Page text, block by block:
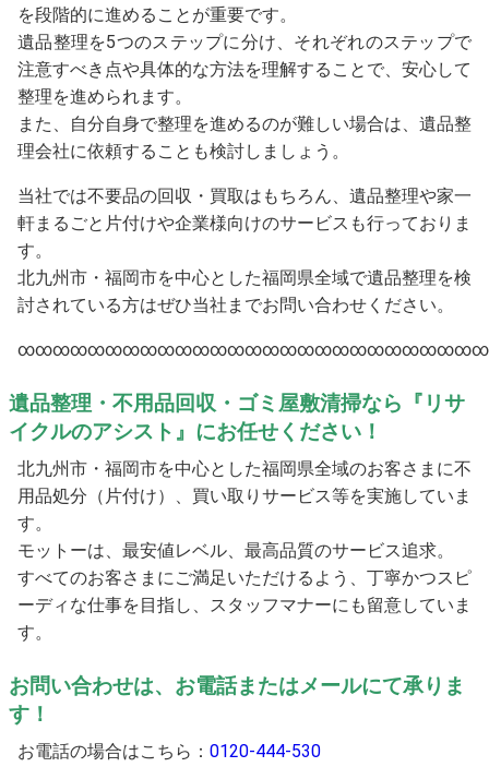
を段階的に進めることが重要です。
遺品整理を5つのステップに分け、それぞれのステップで
注意すべき点や具体的な方法を理解することで、安心して
整理を進められます。
また、自分自身で整理を進めるのが難しい場合は、遺品整
理会社に依頼することも検討しましょう。
当社では不要品の回収・買取はもちろん、遺品整理や家一
軒まるごと片付けや企業様向けのサービスも行っておりま
す。
北九州市・福岡市を中心とした福岡県全域で遺品整理を検
討されている方はぜひ当社までお問い合わせください。
遺品整理・不用品回収・ゴミ屋敷清掃なら『リサ
イクルのアシスト』にお任せください！
北九州市・福岡市を中心とした福岡県全域のお客さまに不
用品処分（片付け）、買い取りサービス等を実施していま
す。
モットーは、最安値レベル、最高品質のサービス追求。
すべてのお客さまにご満足いただけるよう、丁寧かつスピ
ーディな仕事を目指し、スタッフマナーにも留意していま
す。
お問い合わせは、お電話またはメールにて承りま
す！
お電話の場合はこちら： 0120-444-530